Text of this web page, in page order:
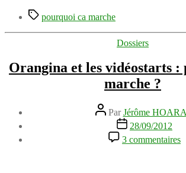
Étiquettes
pourquoi ca marche
Catégories
Dossiers
Orangina et les vidéostarts :
marche ?
Auteur
de
l’article
ParJérôme
Date
de
l’article
28/09/2012
3 commentaires